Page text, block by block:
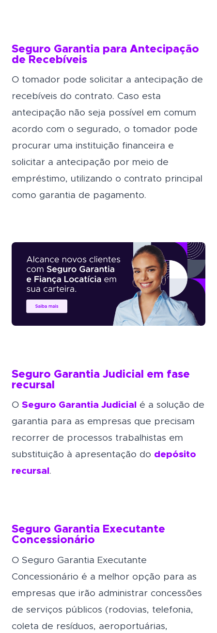
Seguro Garantia para Antecipação
de Recebíveis
O tomador pode solicitar a antecipação de
recebíveis do contrato. Caso esta
antecipação não seja possível em comum
acordo com o segurado, o tomador pode
procurar uma instituição financeira e
solicitar a antecipação por meio de
empréstimo, utilizando o contrato principal
como garantia de pagamento.
Seguro Garantia Judicial em fase
recursal
O Seguro Garantia Judicial
é a solução de
garantia para as empresas que precisam
recorrer de processos trabalhistas em
substituição à apresentação do depósito
recursal .
Seguro Garantia Executante
Concessionário
O Seguro Garantia Executante
Concessionário é a melhor opção para as
empresas que irão administrar concessões
de serviços públicos (rodovias, telefonia,
coleta de resíduos, aeroportuárias,